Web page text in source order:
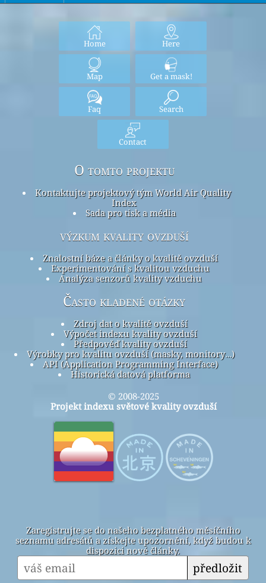
Home Here
Map Get a mask!
Faq Search
Contact
O tomto projektu
Kontaktujte projektový tým World Air Quality
Index
Sada pro tisk a média
výzkum kvality ovzduší
Znalostní báze a články o kvalitě ovzduší
Experimentování s kvalitou vzduchu
Analýza senzorů kvality vzduchu
Často kladené otázky
Zdroj dat o kvalitě ovzduší
Výpočet indexu kvality ovzduší
Předpověď kvality ovzduší
Výrobky pro kvalitu ovzduší (masky, monitory…)
API (Application Programming Interface)
Historická datová platforma
© 2008-2025
Projekt indexu světové kvality ovzduší
Zaregistrujte se do našeho bezplatného měsíčního
seznamu adresátů a získejte upozornění, když budou k
dispozici nové články.
předložit